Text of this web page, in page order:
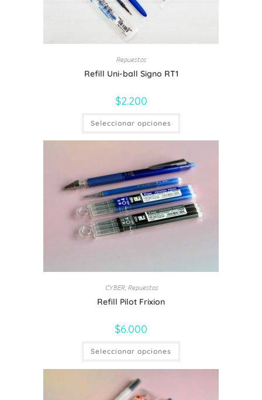
Repuestos
Refill Uni-ball Signo RT1
$2.200
Seleccionar opciones
CYBER, Repuestos
Refill Pilot Frixion
$6.000
Seleccionar opciones